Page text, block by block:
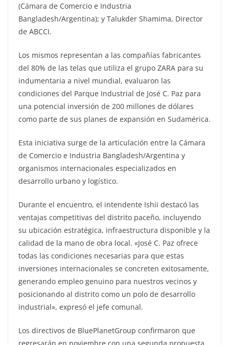
(Cámara de Comercio e Industria
Bangladesh/Argentina); y Talukder Shamima, Director
de ABCCI.
‎Los mismos representan a las compañías fabricantes
del 80% de las telas que utiliza el grupo ZARA para su
indumentaria a nivel mundial, evaluaron las
condiciones del Parque Industrial de José C. Paz para
una potencial inversión de 200 millones de dólares
como parte de sus planes de expansión en Sudamérica.
Esta iniciativa surge de la articulación entre la Cámara
de Comercio e Industria Bangladesh/Argentina y
organismos internacionales especializados en
desarrollo urbano y logístico.
‎Durante el encuentro, el intendente Ishii destacó las
ventajas competitivas del distrito paceño, incluyendo
su ubicación estratégica, infraestructura disponible y la
calidad de la mano de obra local. «José C. Paz ofrece
todas las condiciones necesarias para que estas
inversiones internacionales se concreten exitosamente,
generando empleo genuino para nuestros vecinos y
posicionando al distrito como un polo de desarrollo
industrial», expresó el jefe comunal.
‎Los directivos de BluePlanetGroup confirmaron que